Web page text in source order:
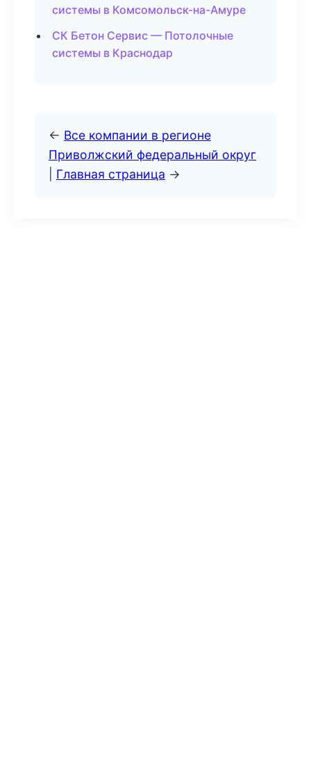
системы в Комсомольск-на-Амуре
СК Бетон Сервис — Потолочные
системы в Краснодар
← Все компании в регионе
Приволжский федеральный округ
Главная страница →